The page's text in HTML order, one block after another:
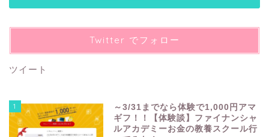
Twitter でフォロー
ツイート
1
～3/31までなら体験で1,000円アマ
ギフ！！【体験談】ファイナンシャ
ルアカデミーお金の教養スクール行